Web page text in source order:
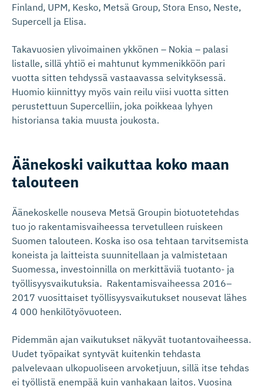
Finland, UPM, Kesko, Metsä Group, Stora Enso, Neste,
Supercell ja Elisa.
Takavuosien ylivoimainen ykkönen – Nokia – palasi
listalle, sillä yhtiö ei mahtunut kymmenikköön pari
vuotta sitten tehdyssä vastaavassa selvityksessä.
Huomio kiinnittyy myös vain reilu viisi vuotta sitten
perustettuun Supercelliin, joka poikkeaa lyhyen
historiansa takia muusta joukosta.
Äänekoski vaikuttaa koko maan
talouteen
Äänekoskelle nouseva Metsä Groupin biotuotetehdas
tuo jo rakentamisvaiheessa tervetulleen ruiskeen
Suomen talouteen. Koska iso osa tehtaan tarvitsemista
koneista ja laitteista suunnitellaan ja valmistetaan
Suomessa, investoinnilla on merkittäviä tuotanto- ja
työllisyysvaikutuksia. Rakentamisvaiheessa 2016–
2017 vuosittaiset työllisyysvaikutukset nousevat lähes
4 000 henkilötyövuoteen.
Pidemmän ajan vaikutukset näkyvät tuotantovaiheessa.
Uudet työpaikat syntyvät kuitenkin tehdasta
palvelevaan ulkopuoliseen arvoketjuun, sillä itse tehdas
ei työllistä enempää kuin vanhakaan laitos. Vuosina